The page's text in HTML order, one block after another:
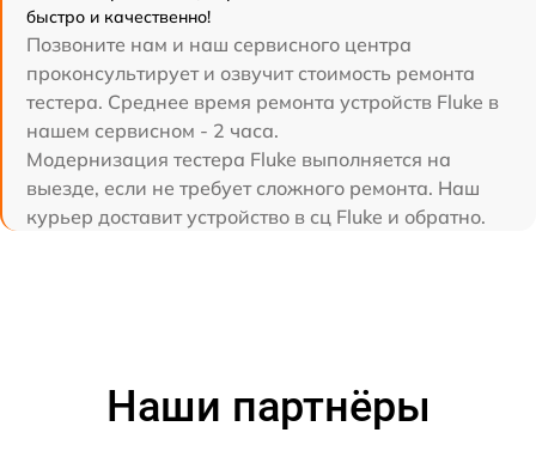
быстро и качественно!
Позвоните нам и наш сервисного центра
проконсультирует и озвучит стоимость ремонта
тестера. Среднее время ремонта устройств Fluke в
нашем сервисном - 2 часа.
Модернизация тестера Fluke выполняется на
выезде, если не требует сложного ремонта. Наш
курьер доставит устройство в сц Fluke и обратно.
Наши партнёры